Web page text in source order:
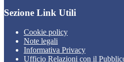
Sezione Link Utili
Cookie policy
Note legali
Informativa Privacy
Ufficio Relazioni con il